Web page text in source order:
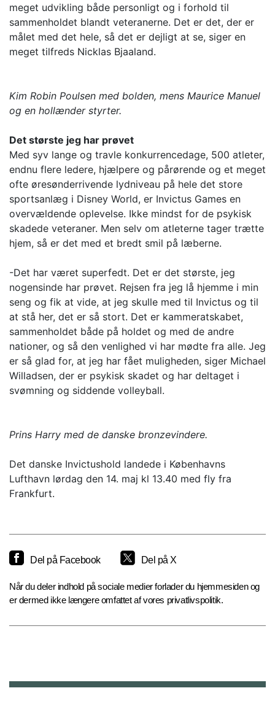
meget udvikling både personligt og i forhold til
sammenholdet blandt veteranerne. Det er det, der er
målet med det hele, så det er dejligt at se, siger en
meget tilfreds Nicklas Bjaaland.
Kim Robin Poulsen med bolden, mens Maurice Manuel
og en hollænder styrter.
Det største jeg har prøvet
Med syv lange og travle konkurrencedage, 500 atleter,
endnu flere ledere, hjælpere og pårørende og et meget
ofte øresønderrivende lydniveau på hele det store
sportsanlæg i Disney World, er Invictus Games en
overvældende oplevelse. Ikke mindst for de psykisk
skadede veteraner. Men selv om atleterne tager trætte
hjem, så er det med et bredt smil på læberne.
-Det har været superfedt. Det er det største, jeg
nogensinde har prøvet. Rejsen fra jeg lå hjemme i min
seng og fik at vide, at jeg skulle med til Invictus og til
at stå her, det er så stort. Det er kammeratskabet,
sammenholdet både på holdet og med de andre
nationer, og så den venlighed vi har mødte fra alle. Jeg
er så glad for, at jeg har fået muligheden, siger Michael
Willadsen, der er psykisk skadet og har deltaget i
svømning og siddende volleyball.
Prins Harry med de danske bronzevindere.
Det danske Invictushold landede i Københavns
Lufthavn lørdag den 14. maj kl 13.40 med fly fra
Frankfurt.
Del på Facebook Del på X
Når du deler indhold på sociale medier forlader du hjemmesiden og
er dermed ikke længere omfattet af vores privatlivspolitik.